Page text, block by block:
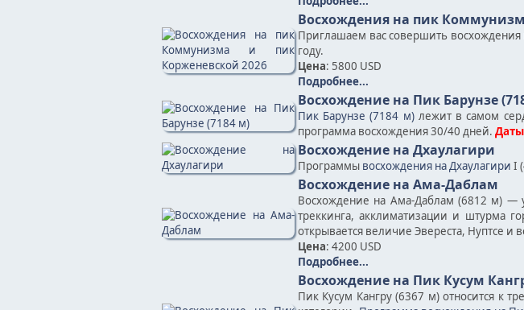
Восхождения на пик
Приглашаем вас совершить
году.
Цена: 5800 USD
Подробнее...
Восхождение на Пик Барунзе
Пик Барунзе (7184 м)лежит в самом
программа восхождения 30/40 дней. Даты
Восхождение на Дхаулагири
Программы восхождения на Дхаулагири I
Восхождение на Ама-Даблам
Восхождение на Ама-Даблам (6812 м) —
треккинга, акклиматизации и штурма
открывается величие Эвереста, Нуптсе и
Цена: 4200 USD
Подробнее...
Восхождение на Пик Кусум
Пик Кусум Кангру (6367 м) относится к